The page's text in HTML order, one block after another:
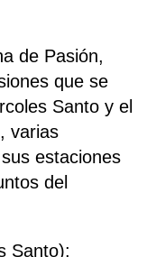
de Pasión,
que se
Santo y el
varias
estaciones
del
Santo):